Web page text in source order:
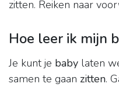
zitten. Reiken naar
Hoe leer ik mijn
Je kunt je baby laten
samen te gaan zitten.